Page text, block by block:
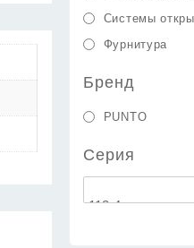
Системы
Фурнитура
Бренд
PUNTO
Серия